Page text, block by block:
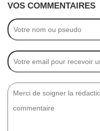
VOS COMMENTAIRES